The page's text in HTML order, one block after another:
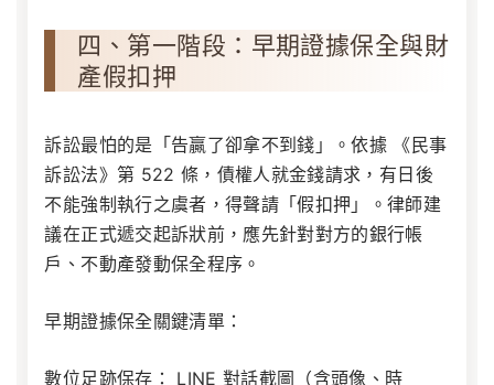
四、第一階段：早期證據保全與財
產假扣押
訴訟最怕的是「告贏了卻拿不到錢」。依據
《民事
訴訟法》第 522 條 ，債權人就金錢請求，有日後
不能強制執行之虞者，得聲請「假扣押」。律師建
議在正式遞交起訴狀前，應先針對對方的銀行帳
戶、不動產發動保全程序。
早期證據保全關鍵清單：
數位足跡保存：
LINE 對話截圖（含頭像、時